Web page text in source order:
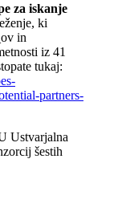
za iskanje
ki
in
iz 41
tukaj:
partners-
Ustvarjalna
šestih